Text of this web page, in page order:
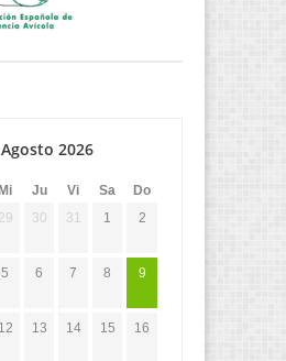
Agosto 2026
Mi Ju Vi Sa
Do
29 30 31 1 2
5 6 7 8 9
12 13 14 15 16